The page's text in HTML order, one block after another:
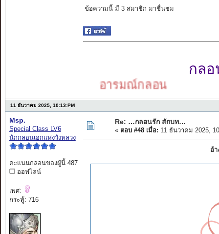
ข้อความนี้ มี 3 สมาชิก มาชื่นชม
กลอ
อารมณ์กลอน
11 ธันวาคม 2025, 10:13:PM
Msp.
Special Class LV6
นักกลอนเอกแห่งวังหลวง
คะแนนกลอนของผู้นี้ 487
ออฟไลน์
เพศ:
กระทู้: 716
Re: …กลอนรัก สักบท…
« ตอบ #48 เมื่อ: 11 ธันวาคม 2025,
อ้